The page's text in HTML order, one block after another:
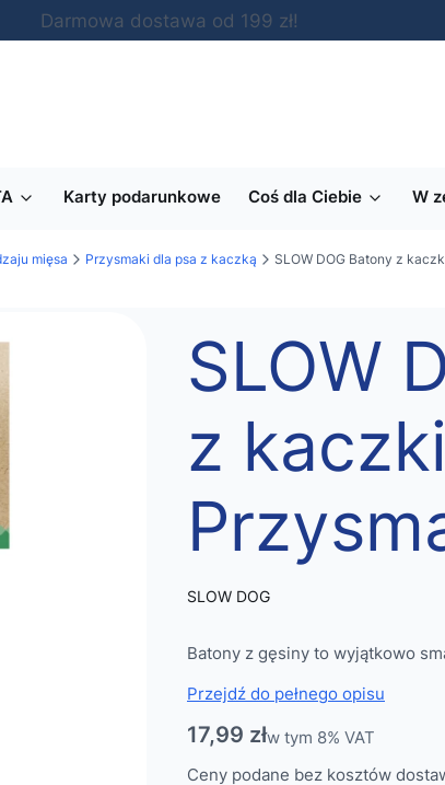
Darmowa dostawa od 199 zł!
Karty podarunkowe Coś dla Ciebie W
mięsa Przysmaki dla psa z kaczką SLOW DOG Batony z
SLOW
z
SLOW DOG
Batony z gęsiny to wyjątkowo
Przejdź do pełnego opisu
Cena
17,99 złw tym 8% VAT
w tym 8% VAT
Ceny podane bez kosztów